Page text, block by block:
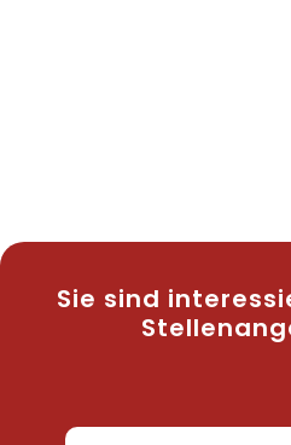
Sie sind